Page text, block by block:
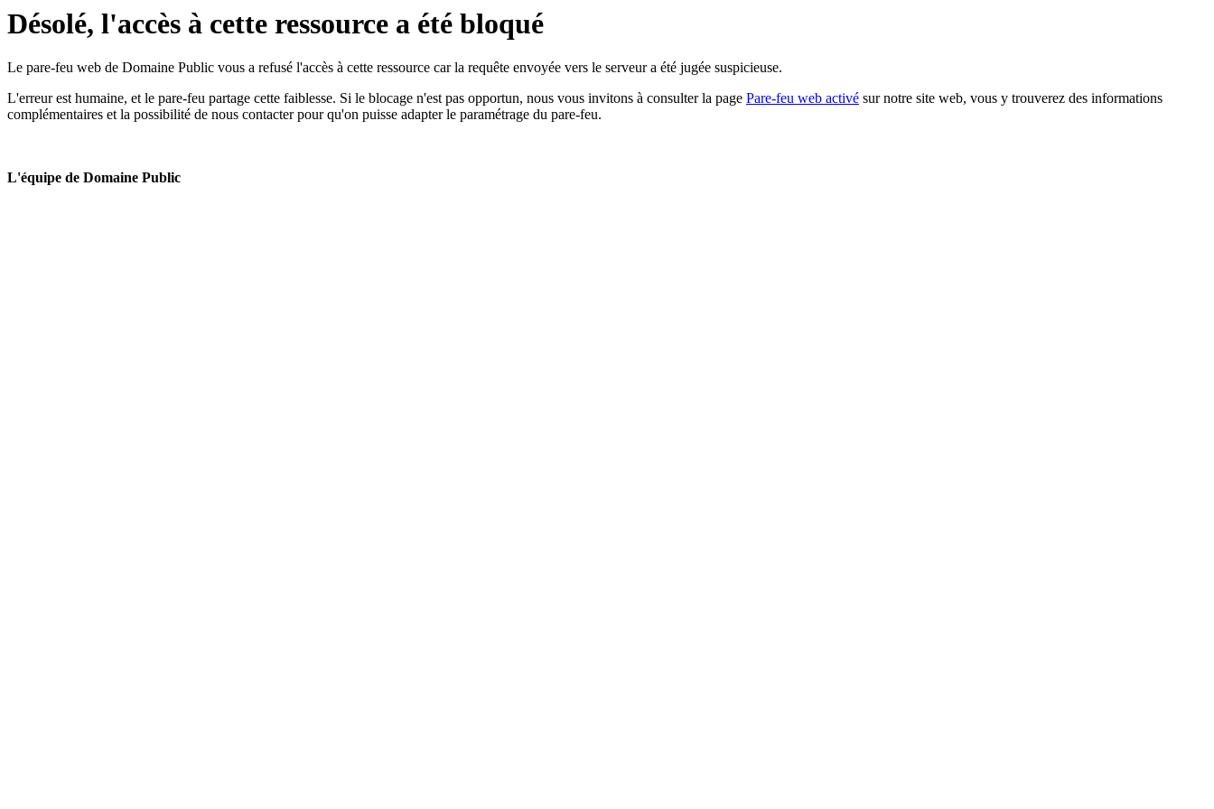
Désolé, l'accès à cette ressource a été bloqué
Le pare-feu web de Domaine Public vous a refusé l'accès à cette ressource car la requête envoyée vers le serveur a été jugée suspicieuse.
L'erreur est humaine, et le pare-feu partage cette faiblesse. Si le blocage n'est pas opportun, nous vous invitons à consulter la page Pare-feu web activé sur notre site web, vous y trouverez des informations
complémentaires et la possibilité de nous contacter pour qu'on puisse adapter le paramétrage du pare-feu.
L'équipe de Domaine Public